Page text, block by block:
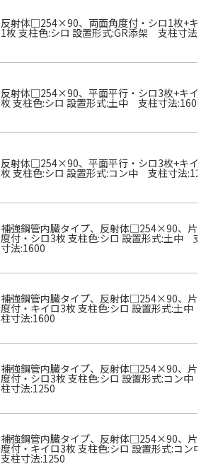
反射体□254×90、両面角度付・シロ1枚+キ
1枚 支柱色:シロ 設置形式:GR添架 支柱寸法
反射体□254×90、平面平行・シロ3枚+キイ
枚 支柱色:シロ 設置形式:土中 支柱寸法:1600
反射体□254×90、平面平行・シロ3枚+キイ
枚 支柱色:シロ 設置形式:コン中 支柱寸法
補強鋼管内臓タイプ、反射体□254×90、片
度付・シロ3枚 支柱色:シロ 設置形式:土中 支
寸法:1600
補強鋼管内臓タイプ、反射体□254×90、片
度付・キイロ3枚 支柱色:シロ 設置形式:土中
柱寸法:1600
補強鋼管内臓タイプ、反射体□254×90、片
度付・シロ3枚 支柱色:シロ 設置形式:コン中
柱寸法:1250
補強鋼管内臓タイプ、反射体□254×90、片
度付・キイロ3枚 支柱色:シロ 設置形式:コン
支柱寸法:1250